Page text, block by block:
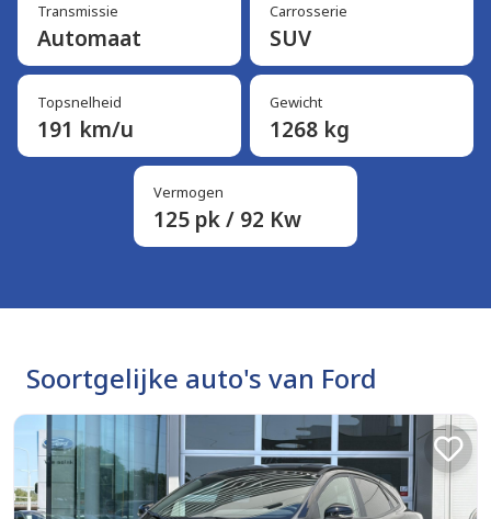
Transmissie
Automaat
Carrosserie
SUV
Topsnelheid
191 km/u
Gewicht
1268 kg
Vermogen
125 pk / 92 Kw
Soortgelijke auto's van Ford